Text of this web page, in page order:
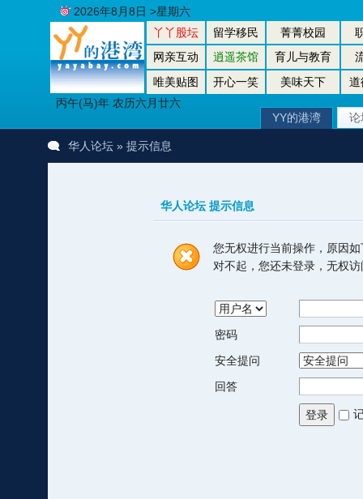
丫丫股坛 留学移民 菁菁校园
网亲互动
逍遥茶馆 育儿与教育
唯美贴图
开心一笑 美味天下
道
丙午(马)年 农历六月廿六
2026年8月8日 >星期六
YY的港湾 论
华人论坛» 提示信息
华人论坛 提示信息
您无权进行当前操作，原因如
对不起，您还未登录，无权
密码
安全提问
回答
登录